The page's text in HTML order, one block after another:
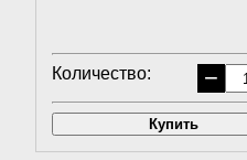
Количество: −
Купить